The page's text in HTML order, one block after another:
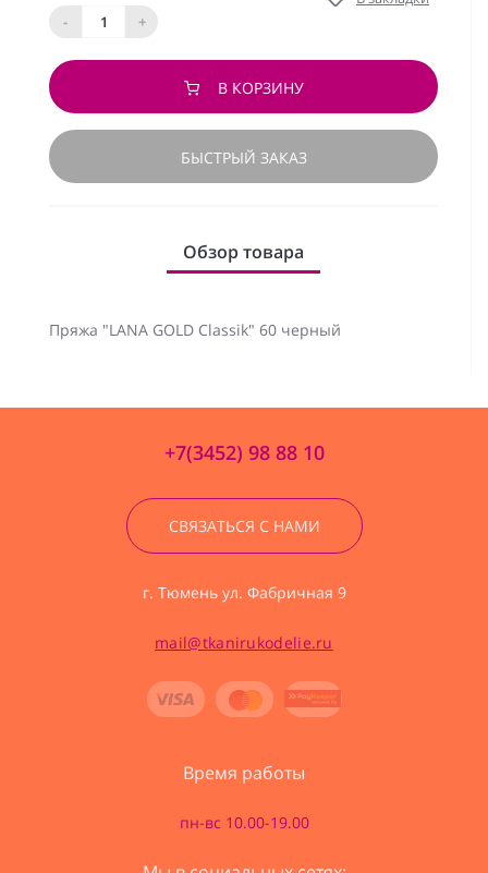
-
+
В КОРЗИНУ
БЫСТРЫЙ ЗАКАЗ
Обзор товара
Пряжа "LANA GOLD Classik" 60 черный
+7(3452) 98 88 10
СВЯЗАТЬСЯ С НАМИ
г. Тюмень ул. Фабричная 9
mail@tkanirukodelie.ru
Время работы
пн-вс 10.00-19.00